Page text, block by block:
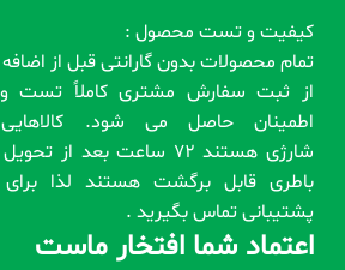
کیفیت و تست محصول :
تمام محصولات بدون گارانتی قبل از
از ثبت سفارش مشتری کاملاً تست
اطمینان حاصل می شود.
شارژی هستند 72 ساعت بعد
باطری قابل برگشت هستند لذا
پشتیبانی تماس بگیرید .
اعتماد شما افتخار ماست